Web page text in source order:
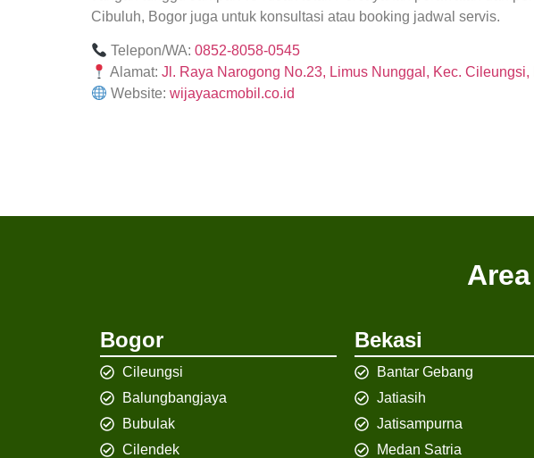
Cibuluh, Bogor juga untuk konsultasi atau booking jadwal servis.
Telepon/WA:0852-8058-0545
Alamat:Jl. Raya Narogong No.23, Limus Nunggal, Kec. Cileungsi,
Website:wijayaacmobil.co.id
Bogor
Cileungsi
Balungbangjaya
Bubulak
Cilendek
Bekasi
Bantar Gebang
Jatiasih
Jatisampurna
Medan Satria